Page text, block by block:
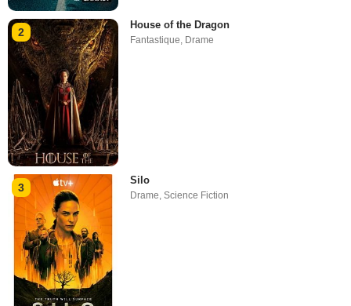
2
House of the Dragon
Fantastique Drame
3
Silo
Drame,Science Fiction